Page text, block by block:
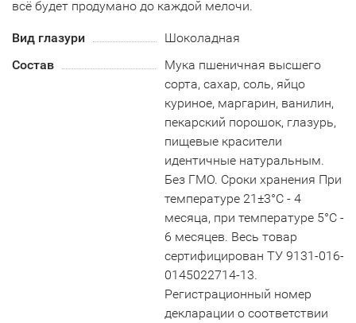
всё будет продумано до каждой мелочи.
Вид глазури
Шоколадная
Состав
Мука пшеничная высшего
сорта, сахар, соль, яйцо
куриное, маргарин, ванилин,
пекарский порошок, глазурь,
пищевые красители
идентичные натуральным.
Без ГМО. Сроки хранения При
температуре 21±3°С - 4
месяца, при температуре 5°С -
6 месяцев. Весь товар
сертифицирован ТУ 9131-016-
0145022714-13.
Регистрационный номер
декларации о соответствии